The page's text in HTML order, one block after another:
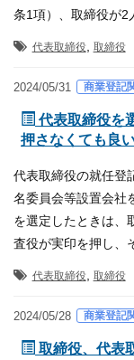
条1項）、取締役が
代表取締役, 取締役
2024/05/31 商業登記
代表取締役を
押さなくても良
代表取締役の就任登
名委員会等設置会社
を選定したときは、
査役が実印を押し、
代表取締役, 取締役
2024/05/28 商業登記
取締役、代表